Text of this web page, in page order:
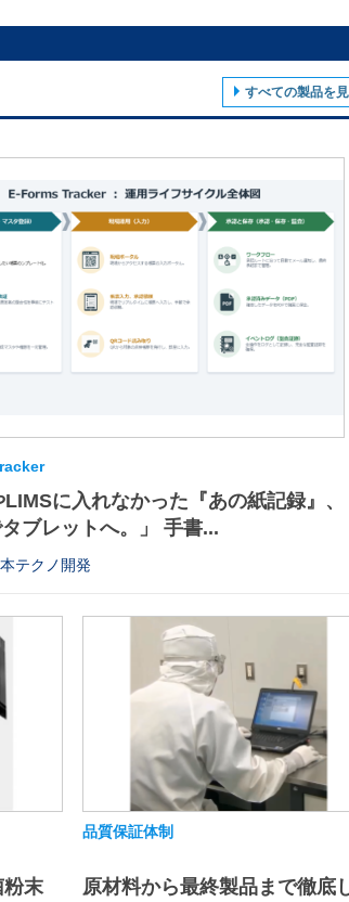
すべての製品を
LIMSに入れなかった『あの紙記録』、
ブレットへ。」 手書...
テクノ開発
粉末
品質保証体制
原材料から最終製品まで徹底